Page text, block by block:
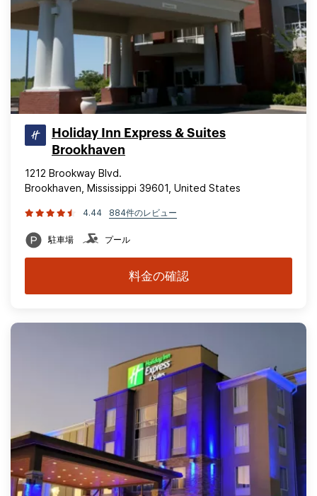
Holiday Inn Express & Suites
Brookhaven
1212 Brookway Blvd.
Brookhaven, Mississippi 39601, United States
4.44 884件のレビュー
駐車場 プール
料金の確認